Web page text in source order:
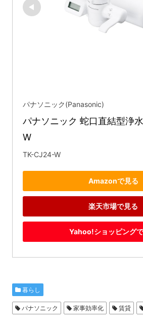
パナソニック(Panasonic)
パナソニック 蛇口直結型浄
W
TK-CJ24-W
Amazonで見る
楽天市場で見る
Yahoo!ショッピング
暮らし
パナソニック 家事効率化 賃貸